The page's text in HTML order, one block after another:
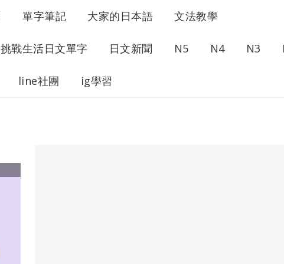
單字筆記 大家的日本語 文法教學
挑戰生活日文單字 日文新聞 N5 N4 N3
line社團 ig學習